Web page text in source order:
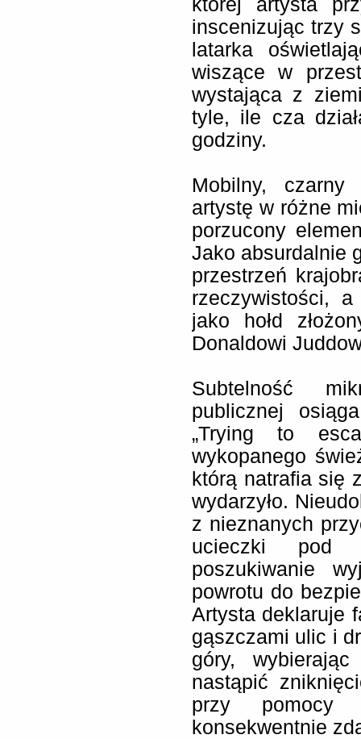
której artysta
inscenizując trzy
latarka
wiszące w
wystająca z
tyle, ile cza
godziny.
Mobilny, czarny
artystę w różne
porzucony
Jako absurdalnie
przestrzeń
rzeczywistości,
jako hołd
Donaldowi
Subtelność
publicznej
„Trying to
wykopanego
którą natrafia się
wydarzyło.
z nieznanych
ucieczki pod
poszukiwanie
powrotu do
Artysta deklaruje
gąszczami ulic i
góry,
nastąpić
przy
konsekwentnie